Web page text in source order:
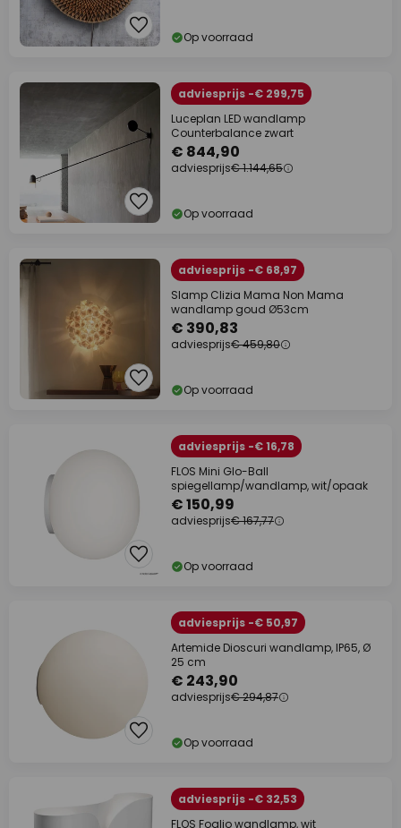
Op voorraad
adviesprijs -€ 299,75
Luceplan LED wandlamp
Counterbalance zwart
€ 844,90
adviesprijs€ 1.144,65
Op voorraad
adviesprijs -€ 68,97
Slamp Clizia Mama Non Mama
wandlamp goud Ø53cm
€ 390,83
adviesprijs€ 459,80
Op voorraad
adviesprijs -€ 16,78
FLOS Mini Glo-Ball
spiegellamp/wandlamp, wit/opaak
€ 150,99
adviesprijs€ 167,77
Op voorraad
adviesprijs -€ 50,97
Artemide Dioscuri wandlamp, IP65, Ø
25 cm
€ 243,90
adviesprijs€ 294,87
Op voorraad
adviesprijs -€ 32,53
FLOS Foglio wandlamp, wit